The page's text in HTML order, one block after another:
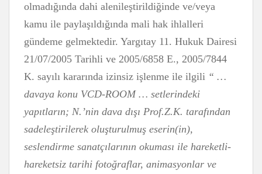
olmadığında dahi alenileştirildiğinde ve/veya
kamu ile paylaşıldığında mali hak ihlalleri
gündeme gelmektedir. Yargıtay 11. Hukuk Dairesi
21/07/2005 Tarihli ve 2005/6858 E., 2005/7844
K. sayılı kararında izinsiz işlenme ile ilgili “ …
davaya konu VCD-ROOM … setlerindeki
yapıtların; N.’nin dava dışı Prof.Z.K. tarafından
sadeleştirilerek oluşturulmuş eserin(in),
seslendirme sanatçılarının okuması ile hareketli-
hareketsiz tarihi fotoğraflar, animasyonlar ve